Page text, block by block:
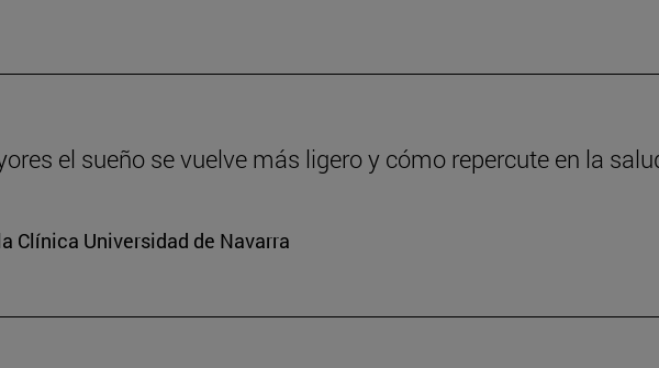
el sueño se vuelve más ligero y cómo repercute en la
Clínica Universidad de Navarra